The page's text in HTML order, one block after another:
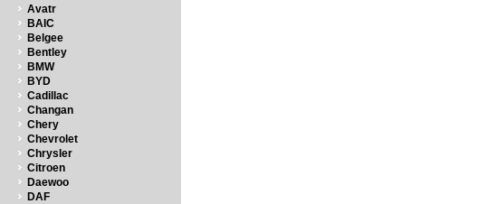
Avatr
BAIC
Belgee
Bentley
BMW
BYD
Cadillac
Changan
Chery
Chevrolet
Chrysler
Citroen
Daewoo
DAF